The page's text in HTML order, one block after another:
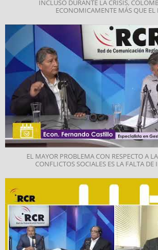
INCLUSO DURANTE LA CRISIS,
ECONOMICAMENTE MÁS QUE EL
EL MAYOR PROBLEMA CON RESPECTO A
CONFLICTOS SOCIALES ES LA FALTA DE